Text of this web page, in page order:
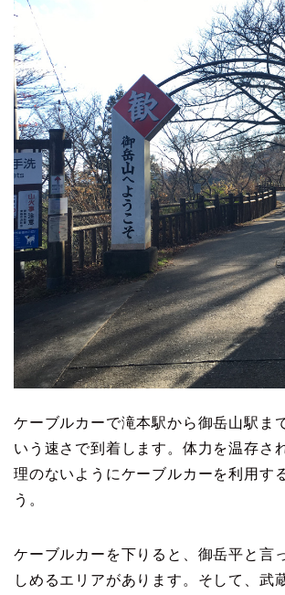
ケーブルカーで滝本駅から御岳山駅ま
いう速さで到着します。体力を温存さ
理のないようにケーブルカーを利用す
う。
ケーブルカーを下りると、御岳平と言
しめるエリアがあります。そして、武